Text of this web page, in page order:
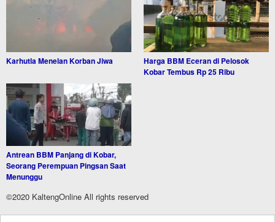
Karhutla Menelan Korban Jiwa
Harga BBM Eceran di Pelosok
Kobar Tembus Rp 25 Ribu
Antrean BBM Panjang di Kobar,
Seorang Perempuan Pingsan Saat
Menunggu
©2020 KaltengOnline All rights reserved